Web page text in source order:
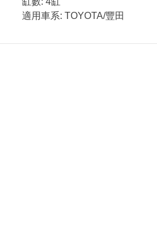
適用車系: TOYOTA/豐田